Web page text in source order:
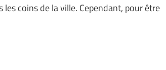
coins de la ville. Cependant, pour être